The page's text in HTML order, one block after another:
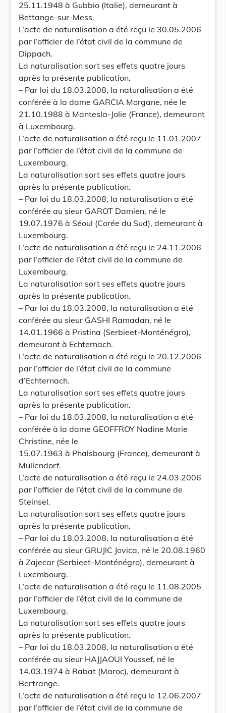
25.11.1948 à Gubbio (Italie), demeurant à
Bettange-sur-Mess.
L’acte de naturalisation a été reçu le 30.05.2006
par l’officier de l’état civil de la commune de
Dippach.
La naturalisation sort ses effets quatre jours
après la présente publication.
– Par loi du 18.03.2008, la naturalisation a été
conférée à la dame GARCIA Morgane, née le
21.10.1988 à Mantesla-Jolie (France), demeurant
à Luxembourg.
L’acte de naturalisation a été reçu le 11.01.2007
par l’officier de l’état civil de la commune de
Luxembourg.
La naturalisation sort ses effets quatre jours
après la présente publication.
– Par loi du 18.03.2008, la naturalisation a été
conférée au sieur GAROT Damien, né le
19.07.1976 à Séoul (Corée du Sud), demeurant à
Luxembourg.
L’acte de naturalisation a été reçu le 24.11.2006
par l’officier de l’état civil de la commune de
Luxembourg.
La naturalisation sort ses effets quatre jours
après la présente publication.
– Par loi du 18.03.2008, la naturalisation a été
conférée au sieur GASHI Ramadan, né le
14.01.1966 à Pristina (Serbieet-Monténégro),
demeurant à Echternach.
L’acte de naturalisation a été reçu le 20.12.2006
par l’officier de l’état civil de la commune
d’Echternach.
La naturalisation sort ses effets quatre jours
après la présente publication.
– Par loi du 18.03.2008, la naturalisation a été
conférée à la dame GEOFFROY Nadine Marie
Christine, née le
15.07.1963 à Phalsbourg (France), demeurant à
Mullendorf.
L’acte de naturalisation a été reçu le 24.03.2006
par l’officier de l’état civil de la commune de
Steinsel.
La naturalisation sort ses effets quatre jours
après la présente publication.
– Par loi du 18.03.2008, la naturalisation a été
conférée au sieur GRUJIC Jovica, né le 20.08.1960
à Zajecar (Serbieet-Monténégro), demeurant à
Luxembourg.
L’acte de naturalisation a été reçu le 11.08.2005
par l’officier de l’état civil de la commune de
Luxembourg.
La naturalisation sort ses effets quatre jours
après la présente publication.
– Par loi du 18.03.2008, la naturalisation a été
conférée au sieur HAJJAOUI Youssef, né le
14.03.1974 à Rabat (Maroc), demeurant à
Bertrange.
L’acte de naturalisation a été reçu le 12.06.2007
par l’officier de l’état civil de la commune de